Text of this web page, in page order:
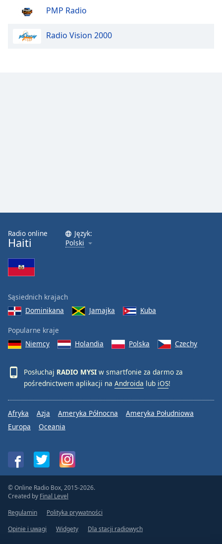
PMP Radio
Radio Vision 2000
Radio online
Haiti
Język:
Polski
Sąsiednich krajach
Dominikana
Jamajka Kuba
Popularne kraje
Niemcy
Holandia Polska Czechy
Posłuchaj RADIO MYSI w smartfonie za darmo za
pośrednictwem aplikacji na Androida lub iOS!
Afryka Azja Ameryka Północna
Ameryka Południowa
Europa
Oceania
© Online Radio Box, 2015-2026.
Created by Final Level
Regulamin
Polityka prywatności
Opinie i uwagi
Widgety Dla stacji radiowych